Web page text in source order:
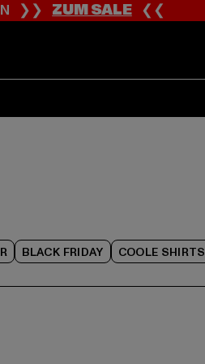
❯❯ZUM SALE❮❮
BLACK FRIDAY COOLE SHIRTS